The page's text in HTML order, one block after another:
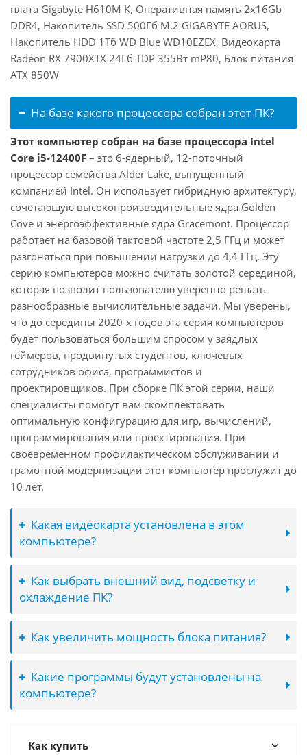
плата Gigabyte H610M K, Оперативная память 2x16Gb
DDR4, Накопитель SSD 500Гб M.2 GIGABYTE AORUS,
Накопитель HDD 1Тб WD Blue WD10EZEX, Видеокарта
Radeon RX 7900XTX 24Гб TDP 355Вт mP80, Блок питания
ATX 850W
На базе какого процессора собран этот ПК?
Этот компьютер собран на базе процессора Intel
Core i5-12400F – это 6-ядерный, 12-поточный
процессор семейства Alder Lake, выпущенный
компанией Intel. Он использует гибридную архитектуру,
сочетающую высокопроизводительные ядра Golden
Cove и энергоэффективные ядра Gracemont. Процессор
работает на базовой тактовой частоте 2,5 ГГц и может
разгоняться при повышении нагрузки до 4,4 ГГц. Эту
серию компьютеров можно считать золотой серединой,
которая позволит пользователю уверенно решать
разнообразные вычислительные задачи. Мы уверены,
что до середины 2020-х годов эта серия компьютеров
будет пользоваться большим спросом у заядлых
геймеров, продвинутых студентов, ключевых
сотрудников офиса, программистов и
проектировщиков. При сборке ПК этой серии, наши
специалисты помогут вам скомплектовать
оптимальную конфигурацию для игр, вычислений,
программирования или проектирования. При
своевременном профилактическом обслуживании и
грамотной модернизации этот компьютер прослужит до
10 лет.
Какая видеокарта установлена в этом
компьютере?
Как выбрать внешний вид, подсветку и
охлаждение ПК?
Как увеличить мощность блока питания?
Какие программы будут установлены на
компьютере?
Как купить